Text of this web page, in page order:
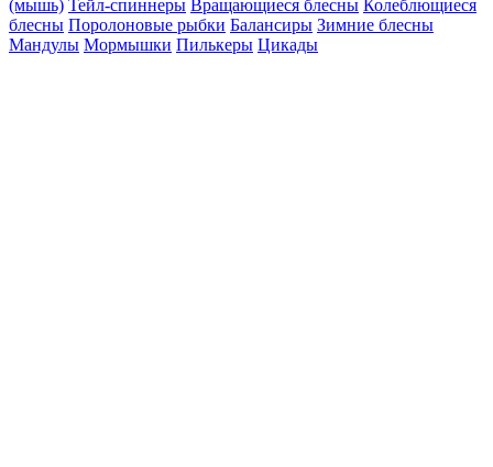
(мышь) Тейл-спиннеры Вращающиеся блесны Колеблющиеся
блесны Поролоновые рыбки Балансиры Зимние блесны
Мандулы Мормышки Пилькеры Цикады